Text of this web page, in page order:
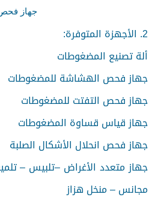
جهاز فحص
2. الأجهزة المتوفرة:
ألة تصنيع المضغوطات
جهاز فحص الهشاشة للمضغوطات
جهاز فحص التفتت للمضغوطات
جهاز قياس قساوة المضغوطات
جهاز فحص انحلال الأشكال الصلبة
جهاز متعدد الأغراض –تلبيس –
مجانس – منخل هزاز